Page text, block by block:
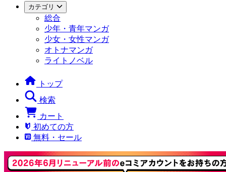
カテゴリ
総合
少年・青年マンガ
少女・女性マンガ
オトナマンガ
ライトノベル
トップ
検索
カート
初めての方
無料・セール